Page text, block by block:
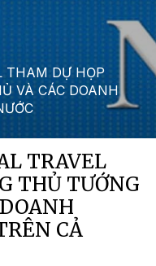
THAM DỰ HỌP
VÀ CÁC DOANH
TRAVEL
THỦ TƯỚNG
CẢ